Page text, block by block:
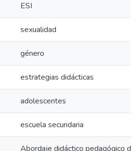
ESI
sexualidad
género
estrategias didácticas
adolescentes
escuela secundaria
Abordaje didáctico pedagógico